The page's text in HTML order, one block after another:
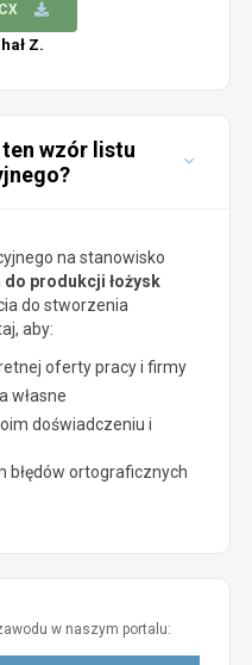
Z.
wzór listu
na stanowisko
produkcji łożysk
do stworzenia
aby:
oferty pracy i firmy
własne
doświadczeniu i
błędów ortograficznych
w naszym portalu: